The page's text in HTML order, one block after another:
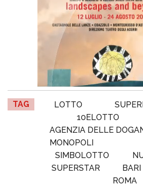
TAG LOTTO
10ELOTTO
AGENZIA DELLE
MONOPOLI
SIMBOLOTTO
SUPERSTAR
BARI
ROMA